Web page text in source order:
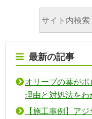
最新の記事
オリーブの葉が
理由と対処法を
【施工事例】ア